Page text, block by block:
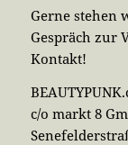
Gerne stehen
Gespräch zur
Kontakt!
c/o markt 8